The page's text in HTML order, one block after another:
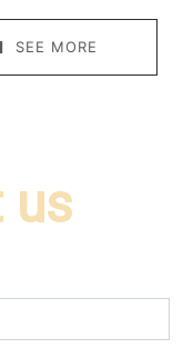
SEE MORE
us